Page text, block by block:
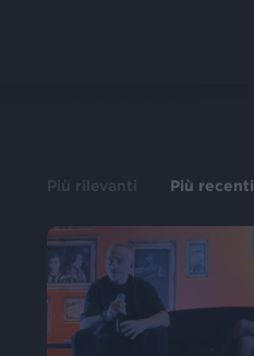
Più rilevanti Più recenti